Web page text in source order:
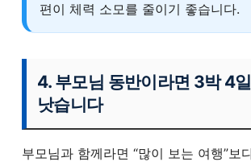
편이 체력 소모를 줄이기 좋습니다.
4. 부모님 동반이라면 3박 4
낫습니다
부모님과 함께라면 “많이 보는 여행”보